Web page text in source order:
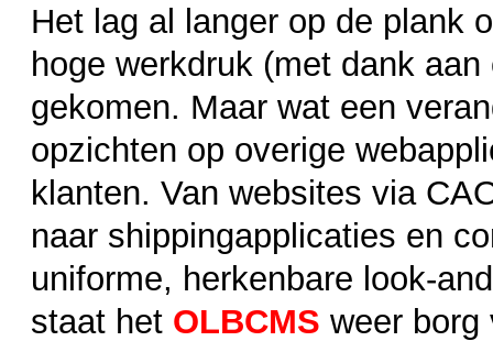
Het lag al langer op de plank
hoge werkdruk (met dank
gekomen. Maar wat een
opzichten op overige
klanten. Van websites via
naar shippingapplicaties en
uniforme, herkenbare look-
staat het OLBCMS weer